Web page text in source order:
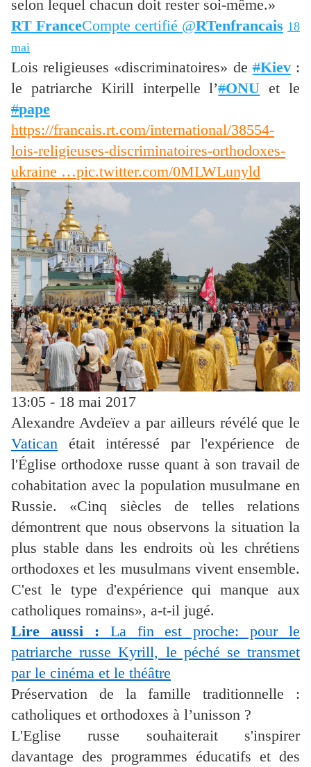
selon lequel chacun doit rester soi-même.»
RT France‏Compte certifié @RTenfrancais 18
mai
Lois religieuses «discriminatoires» de#Kiev:
le patriarche Kirill interpelle l’#ONU et le
#pape
https://francais.rt.com/international/38554-
lois-religieuses-discriminatoires-orthodoxes-
ukraine …pic.twitter.com/0MLWLunyld
13:05 - 18 mai 2017
Alexandre Avdeïev a par ailleurs révélé que le
Vatican était intéressé par l'expérience de
l'Église orthodoxe russe quant à son travail de
cohabitation avec la population musulmane en
Russie. «Cinq siècles de telles relations
démontrent que nous observons la situation la
plus stable dans les endroits où les chrétiens
orthodoxes et les musulmans vivent ensemble.
C'est le type d'expérience qui manque aux
catholiques romains», a-t-il jugé.
Lire aussi : La fin est proche: pour le
patriarche russe Kyrill, le péché se transmet
par le cinéma et le théâtre
Préservation de la famille traditionnelle :
catholiques et orthodoxes à l’unisson ?
L'Eglise russe souhaiterait s'inspirer
davantage des programmes éducatifs et des